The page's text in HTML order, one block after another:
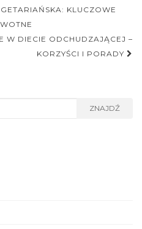
KLUCZOWE
W DIECIE ODCHUDZAJĄCEJ –
KORZYŚCI I PORADY
ZNAJDŹ